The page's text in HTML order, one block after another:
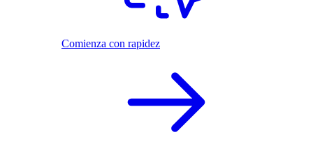
Comienza con rapidez